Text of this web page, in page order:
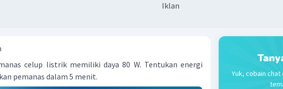
Iklan
celup listrik memiliki daya 80 W. Tentukan energi
pemanas dalam 5 menit.
Yuk, cobain chat